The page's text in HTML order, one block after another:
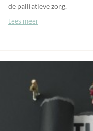
de palliatieve zorg.
Lees meer